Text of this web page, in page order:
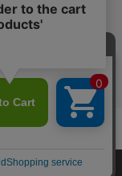
Reserved.